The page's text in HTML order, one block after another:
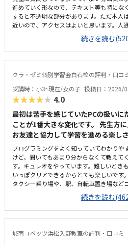
進めていく形なので、テキスト等も特にな
すると不透明な部分があります。ただ本人
近いので、アクセスはよいと思います。人
てもそんなに問題ないかと思います。ただ
すると怖いかもしれません。高校受験を主
らすると静かかなと思います。ただそのぶ
気は悪くないと思います。プログラミング
だ習得できる内容次第かと思うので、これ
体験のとき、PCの不具合でスタートが遅
時間が短くなってしまったことがありまし
し延長してもいいですかとご相談いただき
とせずにご対応いただけたのでうれしかっ
せんが、授業内容が不透明なので習熟度が
ただ本人は楽しそうに通っています。特に
続きを読む
クラ・ゼミ個別学習会白石校の評判・口コ
受講時：小3~現在/女の子 投稿日：2026/
★★★★★ 4.0
最初は苦手を感じていたPCの扱いに
ことが1番大きな変化です。 先生方に
お友達と協力して学習を進める楽し
プログラミングをよく知っていてわかりや
けど、聞いてもあまり分からなくて教えて
す。キュレオをやっています。難しいとき
いっぽクリアできるからとても楽しいです
タクシー乗り場や、駅、自転車置き場など
も便利です。部屋はスッキリしていてきれ
切りもあるから集中できる。温度も聞いて
すいです。教えてもらう時とそうでない時
てもらわない場合には料金的には高いと感
やかな雰囲気の中、お友達とも教え合った
きるので、喜んで通っています。トイレが
続きを読む
城南コベッツ浜松入野教室の評判・口コミ